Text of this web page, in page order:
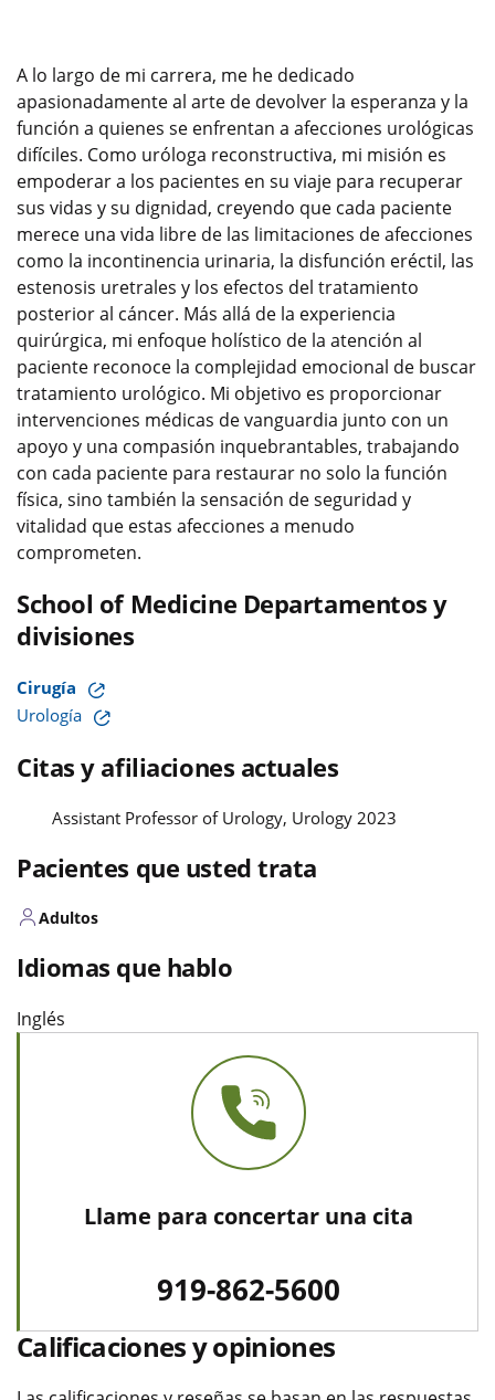
A lo largo de mi carrera, me he dedicado
apasionadamente al arte de devolver la esperanza y la
función a quienes se enfrentan a afecciones urológicas
difíciles. Como uróloga reconstructiva, mi misión es
empoderar a los pacientes en su viaje para recuperar
sus vidas y su dignidad, creyendo que cada paciente
merece una vida libre de las limitaciones de afecciones
como la incontinencia urinaria, la disfunción eréctil, las
estenosis uretrales y los efectos del tratamiento
posterior al cáncer. Más allá de la experiencia
quirúrgica, mi enfoque holístico de la atención al
paciente reconoce la complejidad emocional de buscar
tratamiento urológico. Mi objetivo es proporcionar
intervenciones médicas de vanguardia junto con un
apoyo y una compasión inquebrantables, trabajando
con cada paciente para restaurar no solo la función
física, sino también la sensación de seguridad y
vitalidad que estas afecciones a menudo
comprometen.
School of Medicine Departamentos y
divisiones
Cirugía
Urología
Citas y afiliaciones actuales
Assistant Professor of Urology, Urology 2023
Pacientes que usted trata
Adultos
Idiomas que hablo
Inglés
Llame para concertar una cita
919-862-5600
Calificaciones y opiniones